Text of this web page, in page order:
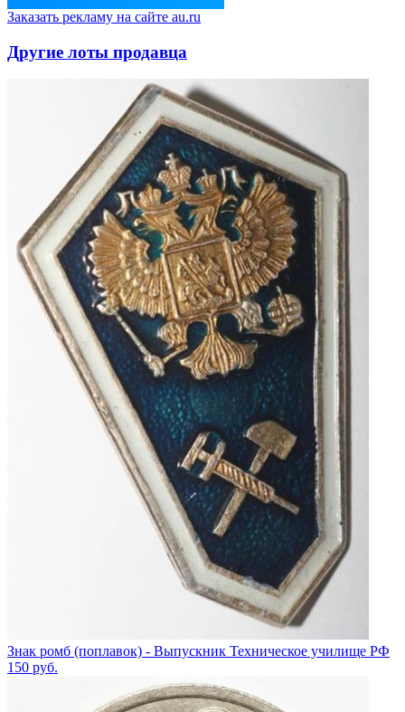
Заказать рекламу на сайте au.ru
Другие лоты продавца
Знак ромб (поплавок) - Выпускник Техническое училище РФ
150 руб.